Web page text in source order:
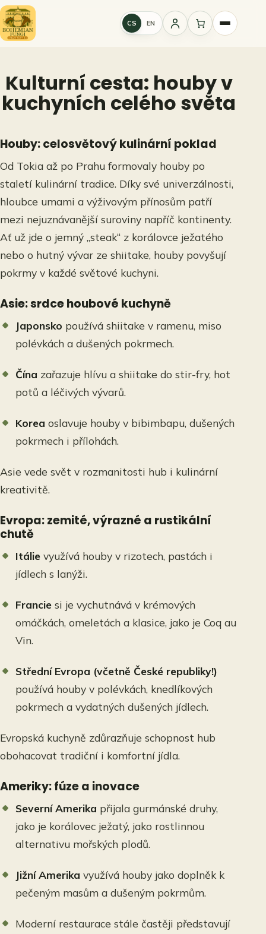
Přeskočit
na
obsah
CS EN
Přihlášení
Kulturní cesta: houby v
kuchyních celého světa
Houby: celosvětový kulinární poklad
Od Tokia až po Prahu formovaly houby po
staletí kulinární tradice. Díky své univerzálnosti,
hloubce umami a výživovým přínosům patří
mezi nejuznávanější suroviny napříč kontinenty.
Ať už jde o jemný „steak“ z korálovce ježatého
nebo o hutný vývar ze shiitake, houby povyšují
pokrmy v každé světové kuchyni.
Asie: srdce houbové kuchyně
Japonsko používá shiitake v ramenu, miso
polévkách a dušených pokrmech.
Čína zařazuje hlívu a shiitake do stir-fry, hot
potů a léčivých vývarů.
Korea oslavuje houby v bibimbapu, dušených
pokrmech i přílohách.
Asie vede svět v rozmanitosti hub i kulinární
kreativitě.
Evropa: zemité, výrazné a rustikální
chutě
Itálie využívá houby v rizotech, pastách i
jídlech s lanýži.
Francie si je vychutnává v krémových
omáčkách, omeletách a klasice, jako je Coq au
Vin.
Střední Evropa (včetně České republiky!)
používá houby v polévkách, knedlíkových
pokrmech a vydatných dušených jídlech.
Evropská kuchyně zdůrazňuje schopnost hub
obohacovat tradiční i komfortní jídla.
Ameriky: fúze a inovace
Severní Amerika přijala gurmánské druhy,
jako je korálovec ježatý, jako rostlinnou
alternativu mořských plodů.
Jižní Amerika využívá houby jako doplněk k
pečeným masům a dušeným pokrmům.
Moderní restaurace stále častěji představují